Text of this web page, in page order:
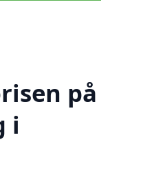
på
i